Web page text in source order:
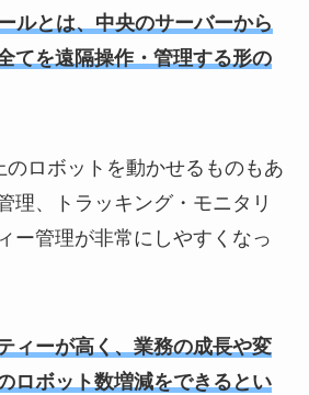
ルとは、中央のサーバーから
てを遠隔操作・管理する形の
のロボットを動かせるものもあ
理、トラッキング・モニタリ
ー管理が非常にしやすくなっ
ィーが高く、業務の成長や変
ロボット数増減をできるとい